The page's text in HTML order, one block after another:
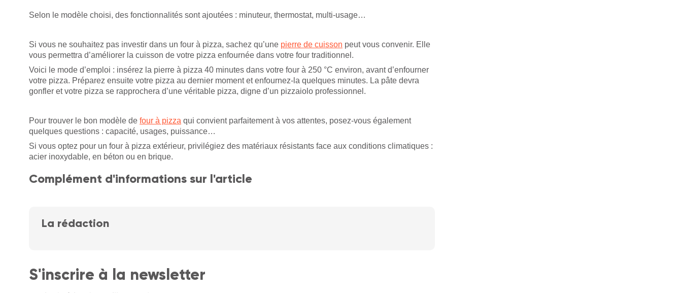
Selon le modèle choisi, des fonctionnalités sont ajoutées : minuteur, thermostat, multi-usage…
Si vous ne souhaitez pas investir dans un four à pizza, sachez qu’une pierre de cuisson peut vous convenir. Elle
vous permettra d’améliorer la cuisson de votre pizza enfournée dans votre four traditionnel.
Voici le mode d’emploi : insérez la pierre à pizza 40 minutes dans votre four à 250 °C environ, avant d’enfourner
votre pizza. Préparez ensuite votre pizza au dernier moment et enfournez-la quelques minutes. La pâte devra
gonfler et votre pizza se rapprochera d’une véritable pizza, digne d’un pizzaiolo professionnel.
Pour trouver le bon modèle de four à pizza qui convient parfaitement à vos attentes, posez-vous également
quelques questions : capacité, usages, puissance…
Si vous optez pour un four à pizza extérieur, privilégiez des matériaux résistants face aux conditions climatiques :
acier inoxydable, en béton ou en brique.
Complément d'informations sur l'article
La rédaction
S'inscrire à la newsletter